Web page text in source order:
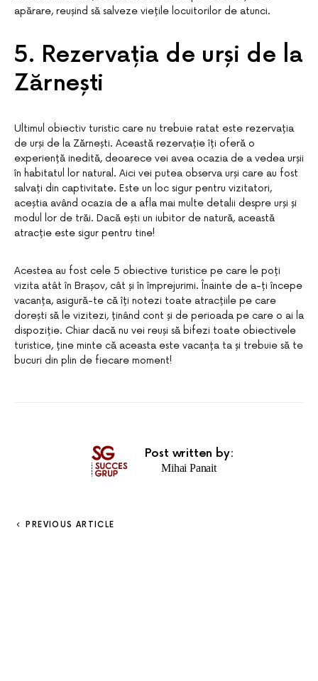
apărare, reușind să salveze viețile locuitorilor de atunci.
5. Rezervația de urși de la
Zărnești
Ultimul obiectiv turistic care nu trebuie ratat este rezervația
de urși de la Zărnești. Această rezervație îți oferă o
experiență inedită, deoarece vei avea ocazia de a vedea urșii
în habitatul lor natural. Aici vei putea observa urși care au fost
salvați din captivitate. Este un loc sigur pentru vizitatori,
aceștia având ocazia de a afla mai multe detalii despre urși și
modul lor de trăi. Dacă ești un iubitor de natură, această
atracție este sigur pentru tine!
Acestea au fost cele 5 obiective turistice pe care le poți
vizita atât în Brașov, cât și în împrejurimi. Înainte de a-ți începe
vacanța, asigură-te că îți notezi toate atracțiile pe care
dorești să le vizitezi, ținând cont și de perioada pe care o ai la
dispoziție. Chiar dacă nu vei reuși să bifezi toate obiectivele
turistice, ține minte că aceasta este vacanța ta și trebuie să te
bucuri din plin de fiecare moment!
Post written by:
Mihai Panait
PREVIOUS ARTICLE